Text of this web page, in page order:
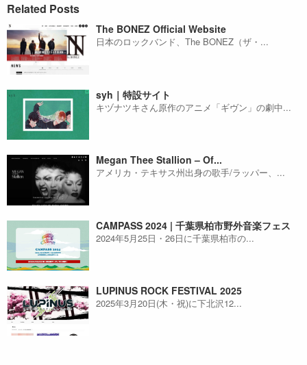
Related Posts
The BONEZ Official Website
日本のロックバンド、The BONEZ（ザ・...
syh｜特設サイト
キヅナツキさん原作のアニメ「ギヴン」の劇中...
Megan Thee Stallion – Of...
アメリカ・テキサス州出身の歌手/ラッパー、...
CAMPASS 2024 | 千葉県柏市野外音楽フェス
2024年5月25日・26日に千葉県柏市の...
LUPINUS ROCK FESTIVAL 2025
2025年3月20日(木・祝)に下北沢12...